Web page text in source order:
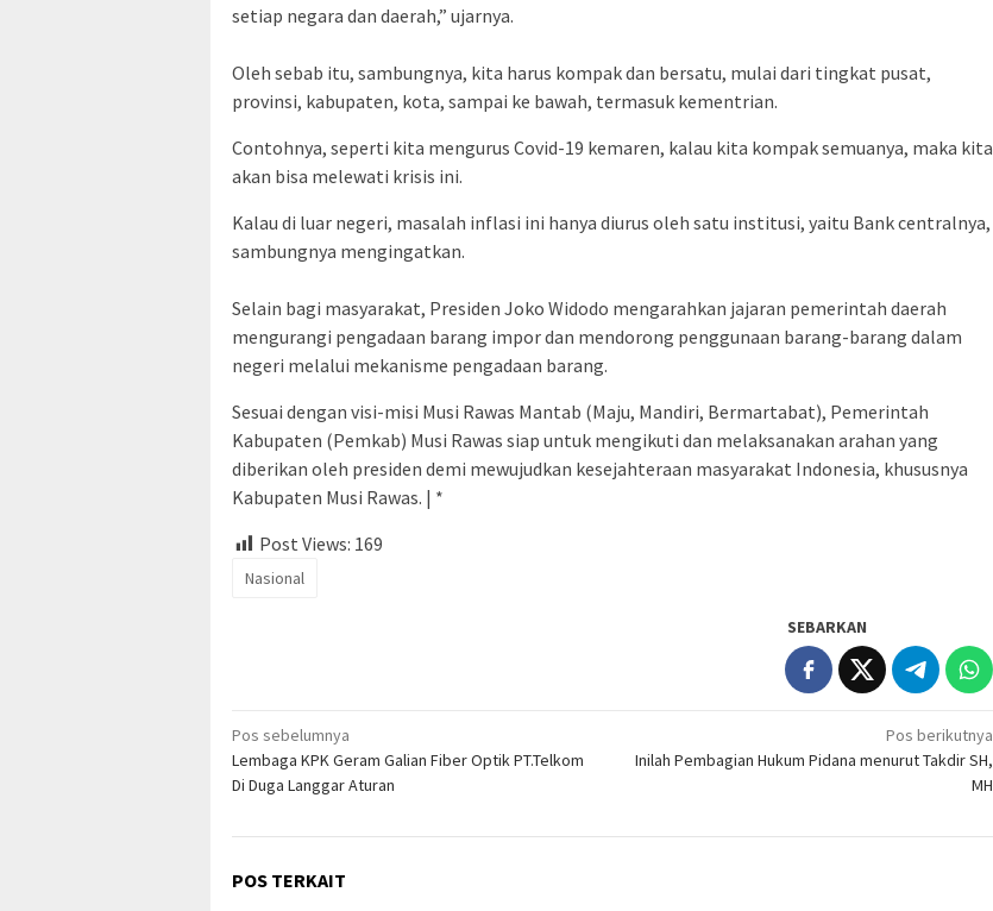
setiap negara dan daerah,” ujarnya.
Oleh sebab itu, sambungnya, kita harus kompak dan bersatu, mulai dari tingkat pusat,
provinsi, kabupaten, kota, sampai ke bawah, termasuk kementrian.
Contohnya, seperti kita mengurus Covid-19 kemaren, kalau kita kompak semuanya, maka kita
akan bisa melewati krisis ini.
Kalau di luar negeri, masalah inflasi ini hanya diurus oleh satu institusi, yaitu Bank centralnya,
sambungnya mengingatkan.
Selain bagi masyarakat, Presiden Joko Widodo mengarahkan jajaran pemerintah daerah
mengurangi pengadaan barang impor dan mendorong penggunaan barang-barang dalam
negeri melalui mekanisme pengadaan barang.
Sesuai dengan visi-misi Musi Rawas Mantab (Maju, Mandiri, Bermartabat), Pemerintah
Kabupaten (Pemkab) Musi Rawas siap untuk mengikuti dan melaksanakan arahan yang
diberikan oleh presiden demi mewujudkan kesejahteraan masyarakat Indonesia, khususnya
Kabupaten Musi Rawas. | *
Post Views: 169
Nasional
SEBARKAN
Navigasi
pos
Pos sebelumnya
Lembaga KPK Geram Galian Fiber Optik PT.Telkom
Di Duga Langgar Aturan
Pos berikutnya
Inilah Pembagian Hukum Pidana menurut Takdir SH,
MH
POS TERKAIT